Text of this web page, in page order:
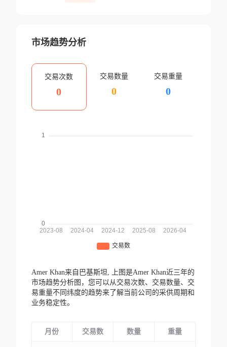
市场趋势分析
交易次数
0
交易数量
0
交易重量
0
Amer Khan来自巴基斯坦,
上图是Amer Khan近三年的
市场趋势分析图，您可以从交易次数、交易数量、交
易重量不同纬度的趋势来了解当前公司的采供周期和
业务稳定性。
月份 交易数 数量 重量